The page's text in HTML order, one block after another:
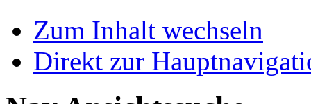
Zum Inhalt wechseln
Direkt zur